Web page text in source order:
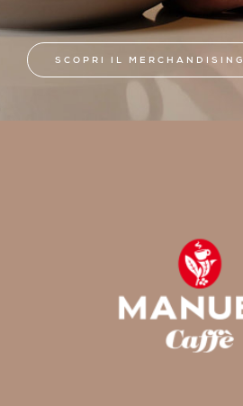
SCOPRI IL MERCHANDISING